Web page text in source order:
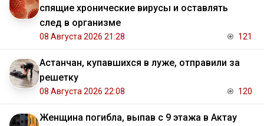
спящие хронические вирусы и оставлять
след в организме
08 Августа 2026 21:28 121
Астанчан, купавшихся в луже, отправили за
решетку
08 Августа 2026 22:08 120
Женщина погибла, выпав с 9 этажа в Актау